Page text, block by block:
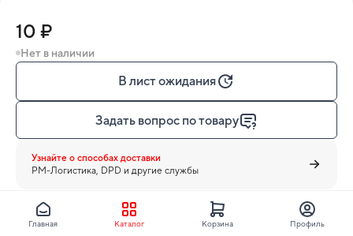
10 ₽
Нет в наличии
В лист ожидания
Задать вопрос по товару
Узнайте о способах доставки
PM-Логистика, DPD и другие службы
Главная Каталог Корзина Профиль